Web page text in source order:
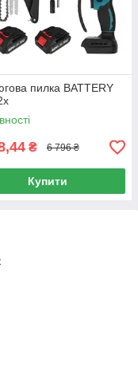
пилка BATTERY
₴ 6 796 ₴
Купити